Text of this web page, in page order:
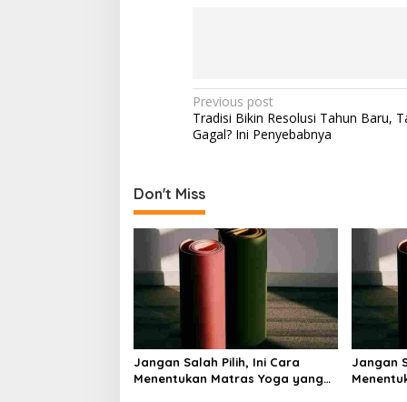
P
o
n
a
v
g
t
i
Previous post
Tradisi Bikin Resolusi Tahun Baru,
Gagal? Ini Penyebabnya
Don't Miss
Jangan Salah Pilih, Ini Cara
Menentukan Matras Yoga yang
Jangan